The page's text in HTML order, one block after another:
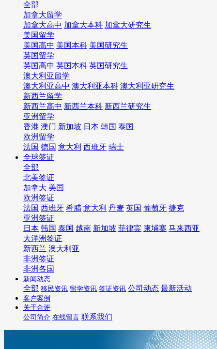
全部
加拿大留学
加拿大高中 加拿大本科 加拿大研究生
美国留学
美国高中 美国本科 美国研究生
英国留学
英国高中 英国本科 英国研究生
澳大利亚留学
澳大利亚高中 澳大利亚本科 澳大利亚研究生
新西兰留学
新西兰高中 新西兰本科 新西兰研究生
亚洲留学
香港 澳门 新加坡 日本 韩国 泰国
欧洲留学
法国 德国 意大利 西班牙 瑞士
全球签证
全部
北美签证
加拿大 美国
欧洲签证
法国 西班牙 希腊 意大利 丹麦 英国 葡萄牙 捷克
亚洲签证
日本 韩国 泰国 越南 新加坡 菲律宾 柬埔寨 马来西亚
大洋洲签证
新西兰 澳大利亚
非洲签证
非洲各国
新闻动态
全部 移民资讯 留学资讯 签证资讯 公司动态 最新活动
客户案例
关于合评
公司简介 在线留言 联系我们